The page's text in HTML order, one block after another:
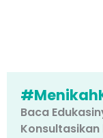
Baca
Konsultasikan